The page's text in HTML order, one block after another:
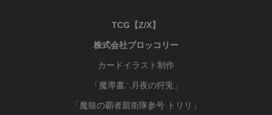
TCG 【Z/X】
株式会社ブロッコリー
カードイラスト制作
「魔導書∴月夜の狩兎」
「魔狼の覇者親衛隊参号 トリリ」